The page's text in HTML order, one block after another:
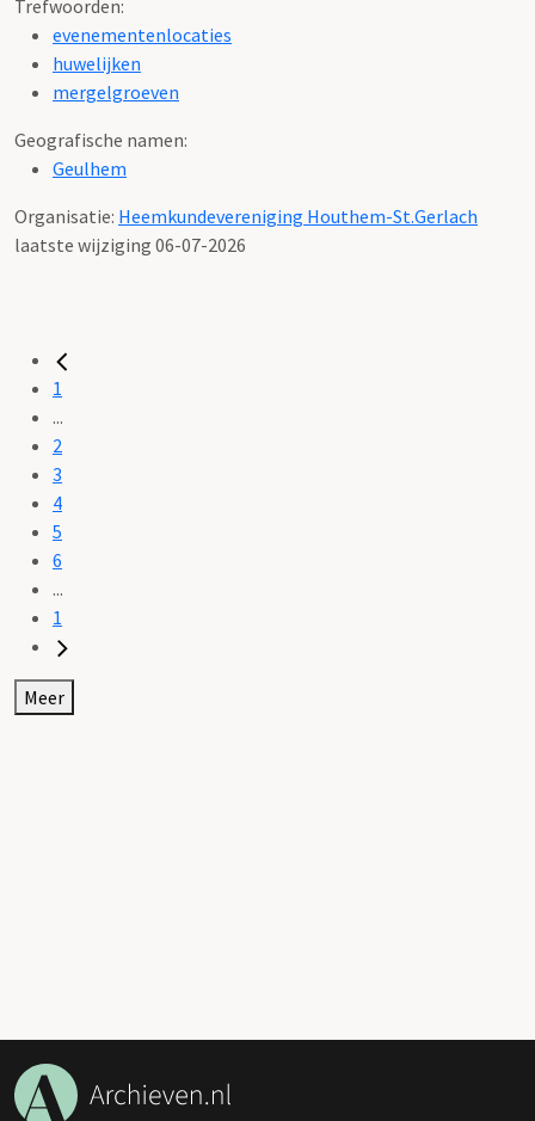
Trefwoorden:
evenementenlocaties
huwelijken
mergelgroeven
Geografische namen:
Geulhem
Organisatie: Heemkundevereniging Houthem-St.Gerlach
laatste wijziging 06-07-2026
1
...
2
3
4
5
6
...
1
Meer